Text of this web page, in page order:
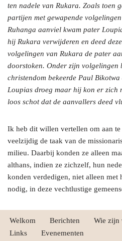
ten nadele van Rukara. Zoals toen
partijen met gewapende
Ruhanga aanviel kwam pater
hij Rukara verwijderen en deed
volgelingen van Rukara de pater
doorstoken. Onder zijn volgelingen
christendom bekeerde Paul
Loupias droeg maar hij kon er zich
loos schot dat de aanvallers deed
Ik heb dit willen vertellen om aan
veelzijdig de taak van de
milieu. Daarbij konden ze alleen
althans, indien ze zichzelf, hun
konden verdedigen, niet alleen met
nodig, in deze vechtlustige
Welkom Berichten Wie zijn
Links
Evenementen